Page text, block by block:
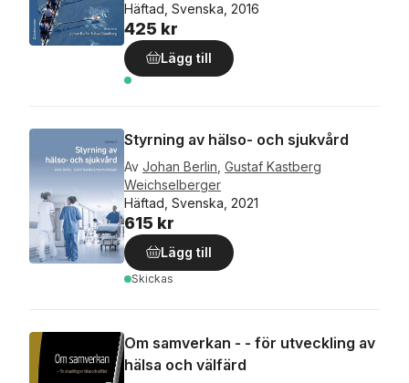
Häftad, Svenska, 2016
425 kr
Lägg till
Styrning av hälso- och sjukvård
Av Johan Berlin Gustaf Kastberg
Weichselberger
Häftad, Svenska, 2021
615 kr
Lägg till
Skickas
Om samverkan - - för utveckling av
hälsa och välfärd